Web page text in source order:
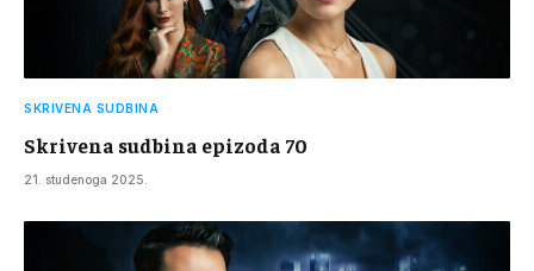
SKRIVENA SUDBINA
Skrivena sudbina epizoda 70
21. studenoga 2025.